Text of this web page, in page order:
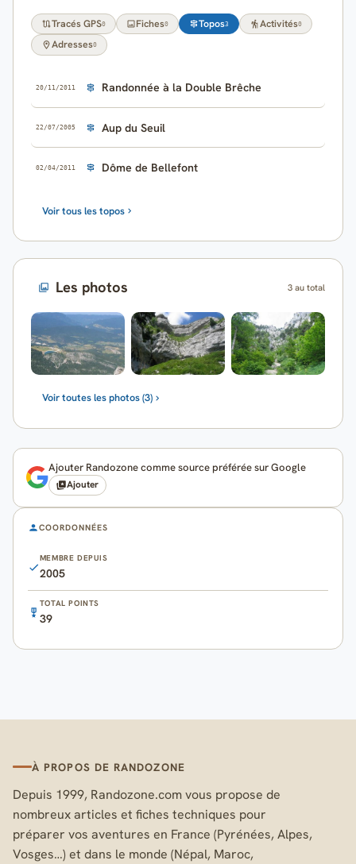
Tracés GPS0 Fiches0 Topos3 Activités0
Adresses0
20/11/2011 Randonnée à la Double Brêche
22/07/2005 Aup du Seuil
02/04/2011 Dôme de Bellefont
Voir tous les topos
Les photos 3 au total
Voir toutes les photos (3)
Ajouter Randozone comme source préférée sur Google
Ajouter
COORDONNÉES
MEMBRE DEPUIS
2005
TOTAL POINTS
39
À PROPOS DE RANDOZONE
Depuis 1999, Randozone.com vous propose de
nombreux articles et fiches techniques pour
préparer vos aventures en France (Pyrénées, Alpes,
Vosges…) et dans le monde (Népal, Maroc,